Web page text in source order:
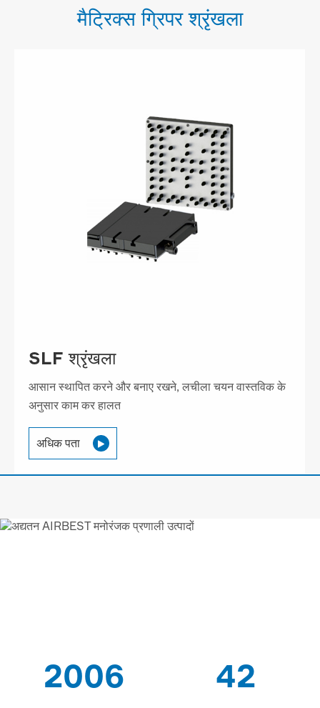
मैट्रिक्स ग्रिपर श्रृंखला
SLF श्रृंखला
आसान स्थापित करने और बनाए रखने, लचीला चयन वास्तविक के
अनुसार काम कर हालत
अधिक पता 
2006 42